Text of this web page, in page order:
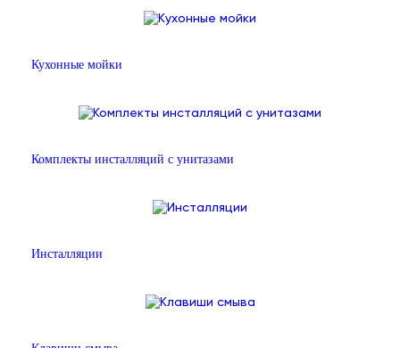
Кухонные мойки
Комплекты инсталляций с унитазами
Инсталляции